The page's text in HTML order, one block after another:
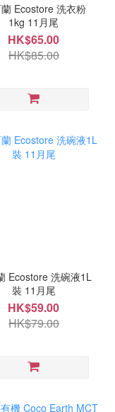
Ecostore 洗衣粉
1kg 11月尾
HK$65.00
HK$85.00
Ecostore 洗碗液1L
裝 11月尾
HK$59.00
HK$79.00